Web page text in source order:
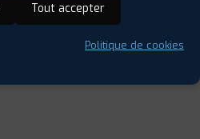
Tout accepter
Politique de cookies